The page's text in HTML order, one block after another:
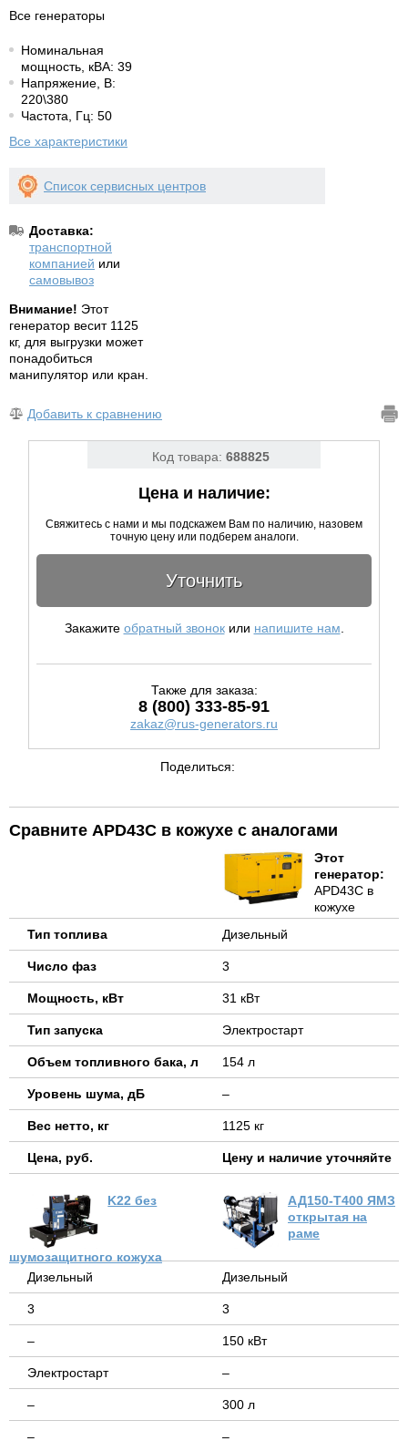
Все генераторы
Номинальная
мощность, кВА: 39
Напряжение, В:
220\380
Частота, Гц: 50
Все характеристики
Список сервисных центров
Доставка:
транспортной
компанией или
самовывоз
Внимание! Этот
генератор весит 1125
кг, для выгрузки может
понадобиться
манипулятор или кран.
Добавить к сравнению
Код товара: 688825
Цена и наличие:
Свяжитесь с нами и мы подскажем Вам по наличию, назовем
точную цену или подберем аналоги.
Уточнить
Закажите обратный звонокили напишите нам.
Также для заказа:
8 (800) 333-85-91
zakaz@rus-generators.ru
Поделиться:
Сравните APD43C в кожухе с аналогами
Тип топлива
Число фаз
Мощность, кВт
Тип запуска
Объем топливного бака, л
Уровень шума, дБ
Вес нетто, кг
Цена, руб.
Этот
генератор:
APD43C в
кожухе
Дизельный
3
31 кВт
Электростарт
154 л
–
1125 кг
Цену и наличие уточняйте
K22 без
шумозащитного кожуха
Дизельный
3
–
Электростарт
–
–
АД150-Т400 ЯМЗ
открытая на
раме
Дизельный
3
150 кВт
–
300 л
–